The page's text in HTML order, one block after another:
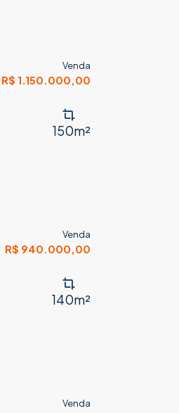
Venda
R$ 1.150.000,00
150m²
Venda
R$ 940.000,00
140m²
Venda